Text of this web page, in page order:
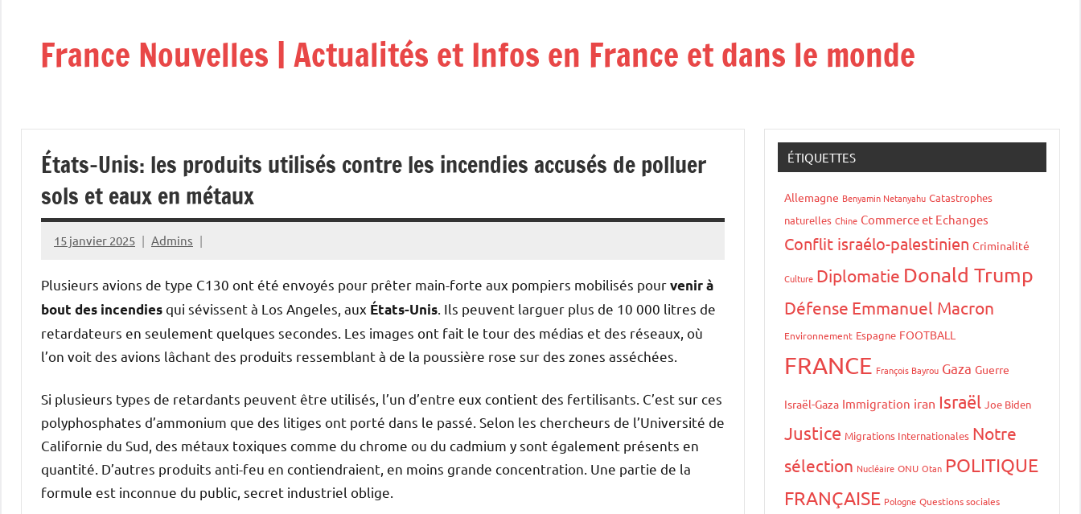
contenuFrance Nouvelles | Actualités et Infos en France et dans le monde
États-Unis: les produits utilisés contre les incendies accusés de polluer
sols et eaux en métaux
15 janvier 2025 Admins
Plusieurs avions de type C130 ont été envoyés pour prêter main-forte aux pompiers mobilisés pourvenir à
bout des incendiesqui sévissent à Los Angeles, aux États-Unis . Ils peuvent larguer plus de 10 000 litres de
retardateurs en seulement quelques secondes. Les images ont fait le tour des médias et des réseaux, où
l’on voit des avions lâchant des produits ressemblant à de la poussière rose sur des zones asséchées.
Si plusieurs types de retardants peuvent être utilisés, l’un d’entre eux contient des fertilisants. C’est sur ces
polyphosphates d’ammonium que des litiges ont porté dans le passé. Selon les chercheurs de l’Université de
Californie du Sud, des métaux toxiques comme du chrome ou du cadmium y sont également présents en
quantité. D’autres produits anti-feu en contiendraient, en moins grande concentration. Une partie de la
formule est inconnue du public, secret industriel oblige.
ÉTIQUETTES
Allemagne Benyamin Netanyahu Catastrophes
naturelles Chine Commerce et Echanges
Conflit israélo-palestinien Criminalité
Culture Diplomatie Donald Trump
Défense Emmanuel Macron
Environnement Espagne FOOTBALL
FRANCE François Bayrou Gaza Guerre
Israël-Gaza Immigration iran Israël Joe Biden
Justice Migrations Internationales Notre
sélection Nucléaire ONU Otan POLITIQUE
FRANÇAISE Pologne Questions sociales